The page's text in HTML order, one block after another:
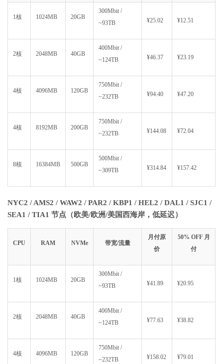
1核 1024MB 20GB
300Mbit /
~93TB
¥25.02 ¥12.51
2核 2048MB 40GB
400Mbit /
~124TB
¥46.37 ¥23.19
4核 4096MB 120GB
750Mbit /
~232TB
¥94.40 ¥47.20
4核 8192MB 200GB
750Mbit /
~232TB
¥144.08 ¥72.04
8核 16384MB 500GB
500Mbit /
~309TB
¥314.84 ¥157.42
NYC2 / AMS2 / WAW2 / PAR2 / KBP1 / HEL2 / DAL1 / SJC1 /
SEA1 / TIA1 节点（欧美/欧洲/美国西海岸，低延迟）
CPU RAM NVMe 带宽/流量
月付原
价
50% OFF 月
付
1核 1024MB 20GB
300Mbit /
~93TB
¥41.89 ¥20.95
2核 2048MB 40GB
400Mbit /
~124TB
¥77.63 ¥38.82
4核 4096MB 120GB
750Mbit /
~232TB
¥158.02 ¥79.01